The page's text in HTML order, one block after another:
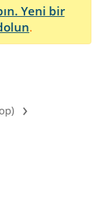
Yeni bir
.
›